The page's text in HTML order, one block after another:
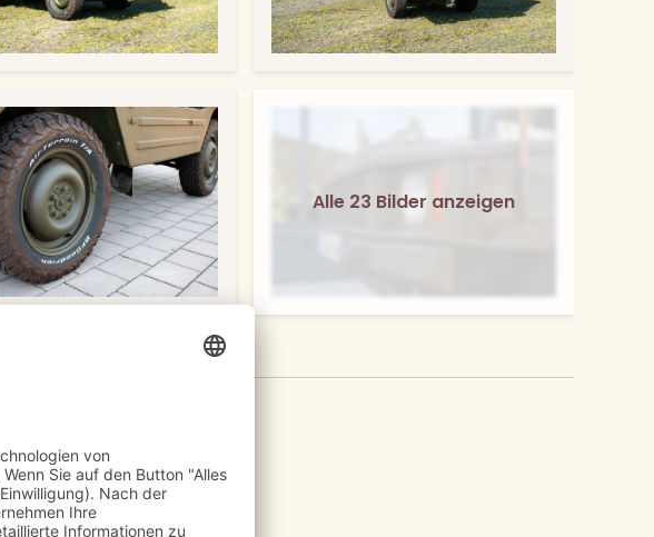
Alle 23 Bilder anzeigen